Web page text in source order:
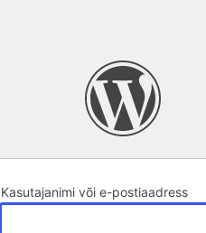
Kasutajanimi või e-postiaadress